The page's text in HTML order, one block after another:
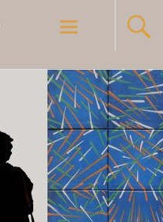
Aller
au
principal